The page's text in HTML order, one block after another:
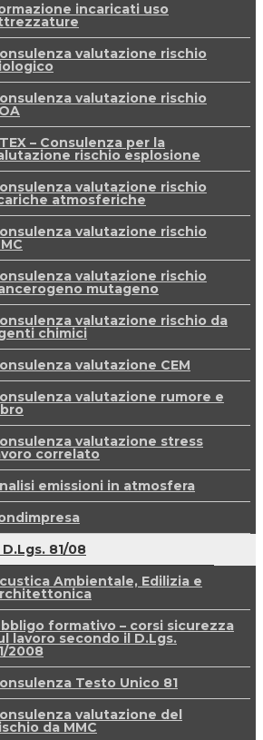
incaricati uso
valutazione rischio
valutazione rischio
– Consulenza per la
rischio esplosione
valutazione rischio
atmosferiche
valutazione rischio
valutazione rischio
mutageno
valutazione rischio da
chimici
valutazione CEM
valutazione rumore e
valutazione stress
correlato
emissioni in atmosfera
81/08
Ambientale, Edilizia e
formativo – corsi sicurezza
lavoro secondo il D.Lgs.
2008
Testo Unico 81
valutazione del
da MMC